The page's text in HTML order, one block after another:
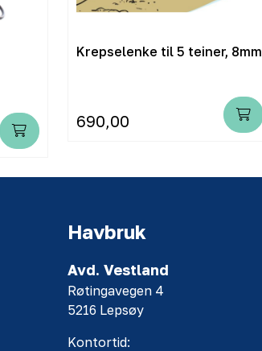
Krepselenke til 5 teiner, 8mm
690,00
Havbruk
Avd. Vestland
Røtingavegen 4
5216 Lepsøy
Kontortid: